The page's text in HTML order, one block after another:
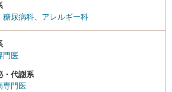
糖尿病科 アレルギー科
門医
・代謝系
専門医